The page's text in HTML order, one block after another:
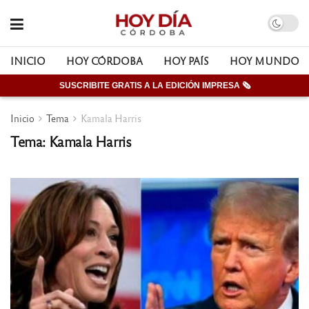
INICIO HOY CÓRDOBA HOY PAÍS HOY MUNDO
SUSCRIBITE GRATIS A LA EDICIÓN IMPRESA 🗞
Inicio Tema Kamala Harris
Tema: Kamala Harris